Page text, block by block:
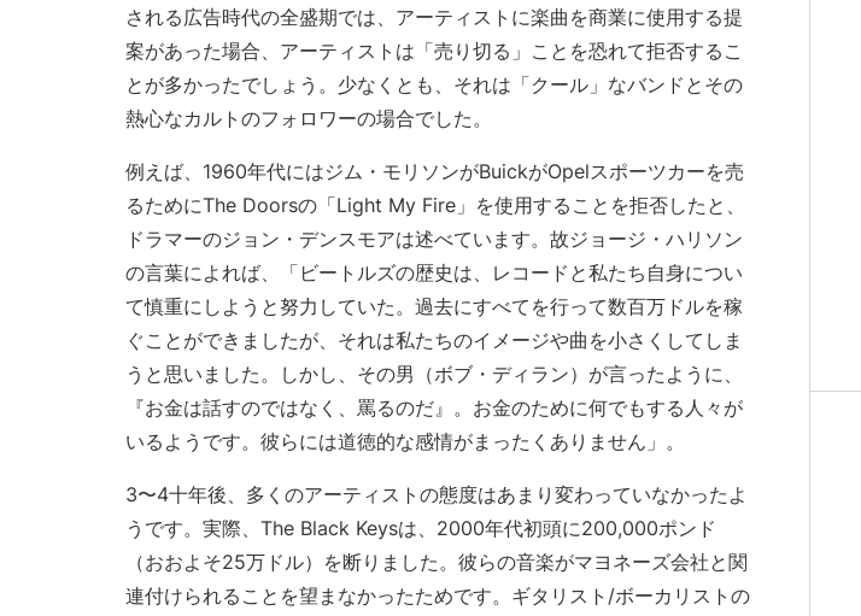
される広告時代の全盛期では、アーティストに楽曲を商業に使用する提
案があった場合、アーティストは「売り切る」ことを恐れて拒否するこ
とが多かったでしょう。少なくとも、それは「クール」なバンドとその
熱心なカルトのフォロワーの場合でした。
例えば、1960年代にはジム・モリソンがBuickがOpelスポーツカーを売
るためにThe Doorsの「Light My Fire」を使用することを拒否したと、
ドラマーのジョン・デンスモアは述べています。故ジョージ・ハリソン
の言葉によれば、「ビートルズの歴史は、レコードと私たち自身につい
て慎重にしようと努力していた。過去にすべてを行って数百万ドルを稼
ぐことができましたが、それは私たちのイメージや曲を小さくしてしま
うと思いました。しかし、その男（ボブ・ディラン）が言ったように、
『お金は話すのではなく、罵るのだ』。お金のために何でもする人々が
いるようです。彼らには道徳的な感情がまったくありません」。
3〜4十年後、多くのアーティストの態度はあまり変わっていなかったよ
うです。実際、The Black Keysは、2000年代初頭に200,000ポンド
（おおよそ25万ドル）を断りました。彼らの音楽がマヨネーズ会社と関
連付けられることを望まなかったためです。ギタリスト/ボーカリストの